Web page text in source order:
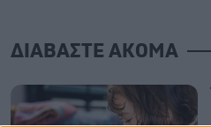
ΔΙΑΒΑΣΤΕ ΑΚΟΜΑ